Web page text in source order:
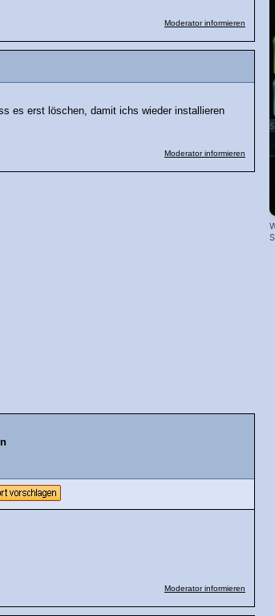
Moderator informieren
es erst löschen, damit ichs wieder installieren
Moderator informieren
Moderator informieren